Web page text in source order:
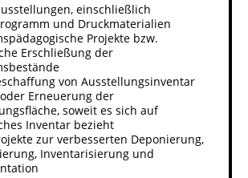
einschließlich
und Druckmaterialien
Projekte bzw.
Erschließung der
von Ausstellungsinventar
Erneuerung der
soweit es sich auf
Inventar bezieht
zur verbesserten Deponierung,
Inventarisierung und
Gandersheim